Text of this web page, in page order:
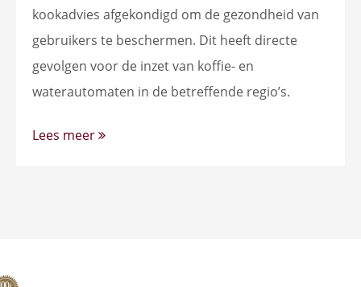
kookadvies afgekondigd om de gezondheid van
gebruikers te beschermen. Dit heeft directe
gevolgen voor de inzet van koffie- en
waterautomaten in de betreffende regio’s.
Lees meer